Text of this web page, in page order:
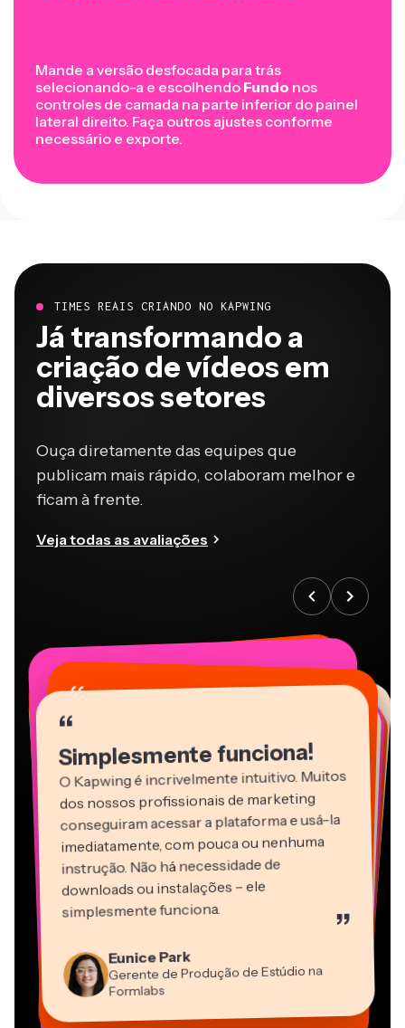
Mande a versão desfocada para trás
selecionando-a e escolhendo Fundo nos
controles de camada na parte inferior do painel
lateral direito. Faça outros ajustes conforme
necessário e exporte.
TIMES REAIS CRIANDO NO KAPWING
Já transformando a
criação de vídeos em
diversos setores
Ouça diretamente das equipes que
publicam mais rápido, colaboram melhor e
ficam à frente.
Veja todas as avaliações
“
Simplesmente funciona!
O Kapwing é incrivelmente intuitivo. Muitos
dos nossos profissionais de marketing
conseguiram acessar a plataforma e usá-la
imediatamente, com pouca ou nenhuma
instrução. Não há necessidade de
downloads ou instalações – ele
simplesmente funciona. ”
Eunice Park
Gerente de Produção de Estúdio na
Formlabs
“
Vannesia Darby
CEO da MOXIE Nashville
“
Grant Taleck
Cofundador da
AuthentIQMarketing.com
Sócio Diretor da EPATHLON
“
Kerry-lee Farla
Youtuber
Gracie Peng
Diretor de Conteúdo
“
Martin James
Editor de Vídeo
Heidi Rae
Educação
“
Consultor
“
Mitch Rawlings
Freelancer de Serviços de Informação
“
Dina Segovia
Trabalhador Autônomo Virtual